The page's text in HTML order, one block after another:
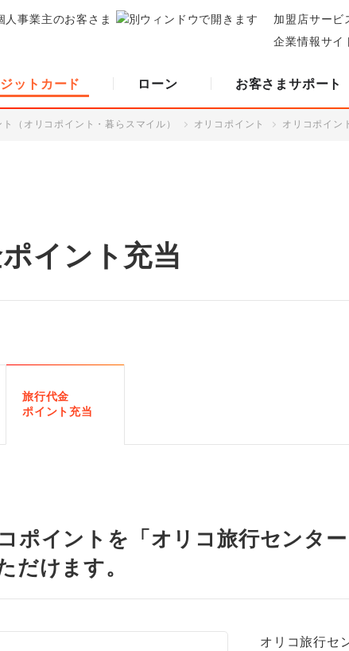
人事業主のお客さま
加盟店サービ
企業情報サイ
ットカード ローン お客さまサポート
ト（オリコポイント・暮らスマイル） オリコポイント オリコポイン
イント充当
旅行代金
ポイント充当
ポイントを「オリコ旅行センタ
だけます。
オリコ旅行セ